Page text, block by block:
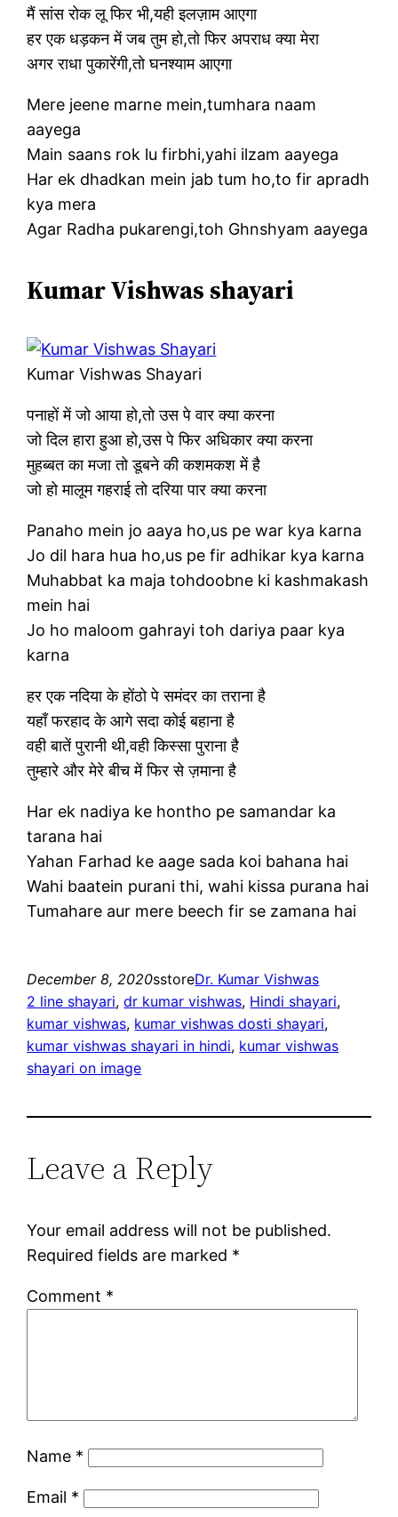
मैं सांस रोक लू फिर भी,यही इलज़ाम आएगा
हर एक धड़कन में जब तुम हो,तो फिर अपराध क्या मेरा
अगर राधा पुकारेंगी,तो घनश्याम आएगा
Mere jeene marne mein,tumhara naam
aayega
Main saans rok lu firbhi,yahi ilzam aayega
Har ek dhadkan mein jab tum ho,to fir apradh
kya mera
Agar Radha pukarengi,toh Ghnshyam aayega
Kumar Vishwas shayari
Kumar Vishwas Shayari
पनाहों में जो आया हो,तो उस पे वार क्या करना
जो दिल हारा हुआ हो,उस पे फिर अधिकार क्या करना
मुहब्बत का मजा तो डूबने की कशमकश में है
जो हो मालूम गहराई तो दरिया पार क्या करना
Panaho mein jo aaya ho,us pe war kya karna
Jo dil hara hua ho,us pe fir adhikar kya karna
Muhabbat ka maja tohdoobne ki kashmakash
mein hai
Jo ho maloom gahrayi toh dariya paar kya
karna
हर एक नदिया के होंठो पे समंदर का तराना है
यहाँ फरहाद के आगे सदा कोई बहाना है
वही बातें पुरानी थी,वही किस्सा पुराना है
तुम्हारे और मेरे बीच में फिर से ज़माना है
Har ek nadiya ke hontho pe samandar ka
tarana hai
Yahan Farhad ke aage sada koi bahana hai
Wahi baatein purani thi, wahi kissa purana hai
Tumahare aur mere beech fir se zamana hai
December 8, 2020sstoreDr. Kumar Vishwas
2 line shayari, dr kumar vishwas, Hindi shayari
kumar vishwas, kumar vishwas dosti shayari
kumar vishwas shayari in hindi, kumar vishwas
shayari on image
Leave a Reply
Your email address will not be published.
Required fields are marked *
Comment *
Name *
Email *